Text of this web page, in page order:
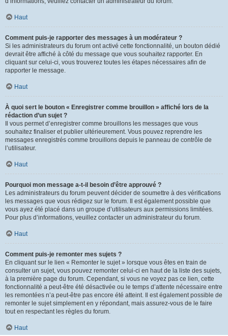
Haut
Comment puis-je rapporter des messages à un modérateur ?
Si les administrateurs du forum ont activé cette fonctionnalité, un bouton dédié
devrait être affiché à côté du message que vous souhaitez rapporter. En
cliquant sur celui-ci, vous trouverez toutes les étapes nécessaires afin de
rapporter le message.
Haut
À quoi sert le bouton « Enregistrer comme brouillon » affiché lors de la
rédaction d’un sujet ?
Il vous permet d’enregistrer comme brouillons les messages que vous
souhaitez finaliser et publier ultérieurement. Vous pouvez reprendre les
messages enregistrés comme brouillons depuis le panneau de contrôle de
l’utilisateur.
Haut
Pourquoi mon message a-t-il besoin d’être approuvé ?
Les administrateurs du forum peuvent décider de soumettre à des vérifications
les messages que vous rédigez sur le forum. Il est également possible que
vous ayez été placé dans un groupe d’utilisateurs aux permissions limitées.
Pour plus d’informations, veuillez contacter un administrateur du forum.
Haut
Comment puis-je remonter mes sujets ?
En cliquant sur le lien « Remonter le sujet » lorsque vous êtes en train de
consulter un sujet, vous pouvez remonter celui-ci en haut de la liste des sujets,
à la première page du forum. Cependant, si vous ne voyez pas ce lien, cette
fonctionnalité a peut-être été désactivée ou le temps d’attente nécessaire entre
les remontées n’a peut-être pas encore été atteint. Il est également possible de
remonter le sujet simplement en y répondant, mais assurez-vous de le faire
tout en respectant les règles du forum.
Haut